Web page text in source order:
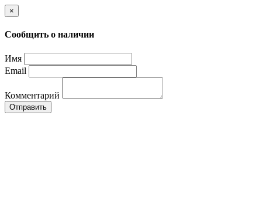
×
Сообщить о наличии
Имя
Email
Комментарий
Отправить